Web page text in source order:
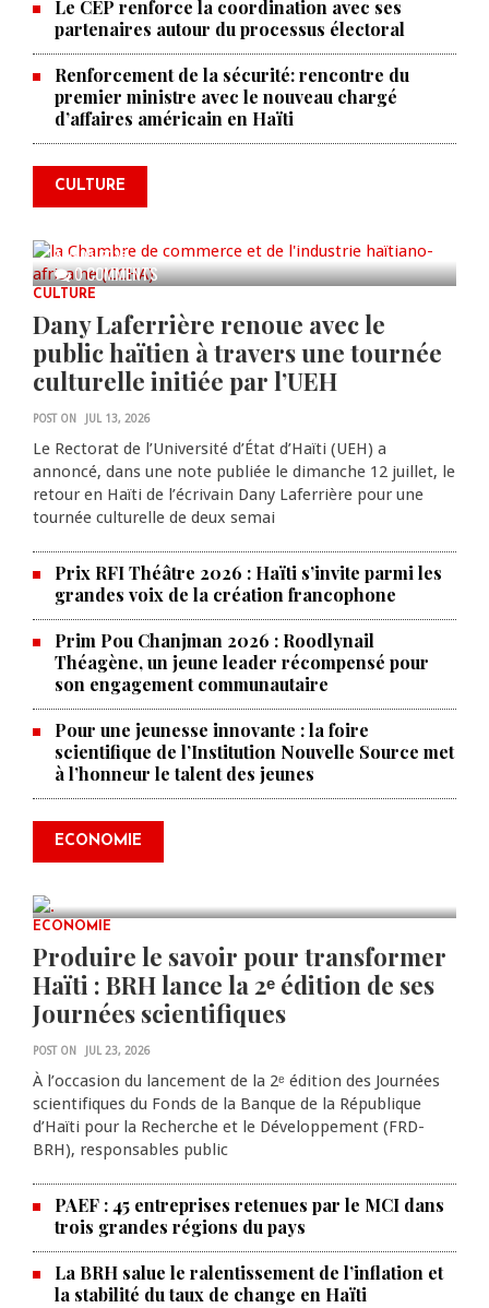
Le CEP renforce la coordination avec ses
partenaires autour du processus électoral
Renforcement de la sécurité: rencontre du
premier ministre avec le nouveau chargé
d’affaires américain en Haïti
CULTURE
0 COMMENTS
La Chambre de commerce et de
l'industrie haïtiano-africaine
annonce des activités pour
commémorer le 235e
anniversaire de la cérémonie du
AUG 05, 2026
CULTURE
Dany Laferrière renoue avec le
public haïtien à travers une tournée
culturelle initiée par l’UEH
POST ON JUL 13, 2026
Le Rectorat de l’Université d’État d’Haïti (UEH) a
annoncé, dans une note publiée le dimanche 12 juillet, le
retour en Haïti de l’écrivain Dany Laferrière pour une
tournée culturelle de deux semai
Prix RFI Théâtre 2026 : Haïti s’invite parmi les
grandes voix de la création francophone
Prim Pou Chanjman 2026 : Roodlynail
Théagène, un jeune leader récompensé pour
son engagement communautaire
Pour une jeunesse innovante : la foire
scientifique de l’Institution Nouvelle Source met
à l’honneur le talent des jeunes
ECONOMIE
0 COMMENTS
Les prix des produits pétroliers
connaissent un nouveau
réajustement
ECONOMIE
Produire le savoir pour transformer
Haïti : BRH lance la 2ᵉ édition de ses
Journées scientifiques
POST ON JUL 23, 2026
À l’occasion du lancement de la 2ᵉ édition des Journées
scientifiques du Fonds de la Banque de la République
d’Haïti pour la Recherche et le Développement (FRD-
BRH), responsables public
PAEF : 45 entreprises retenues par le MCI dans
trois grandes régions du pays
La BRH salue le ralentissement de l’inflation et
la stabilité du taux de change en Haïti